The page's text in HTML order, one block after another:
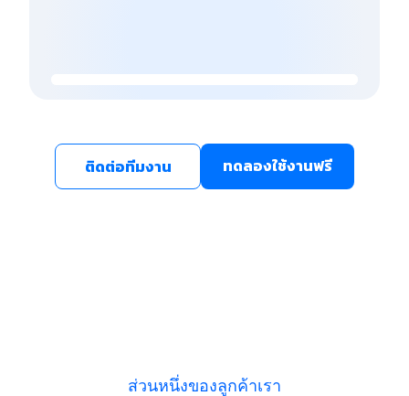
ติดต่อทีมงาน ทดลองใช้งานฟรี
ส่วนหนึ่งของลูกค้าเรา